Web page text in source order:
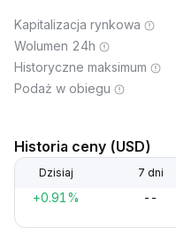
Kapitalizacja rynkowa
Wolumen 24h
Historyczne maksimum
Podaż w obiegu
Historia ceny (USD)
Dzisiaj 7 dni
+0.91% --